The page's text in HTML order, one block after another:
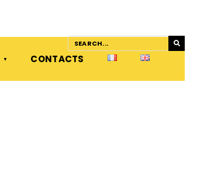
CONTACTS